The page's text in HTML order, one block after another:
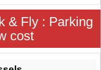
& Fly : Parking
cost